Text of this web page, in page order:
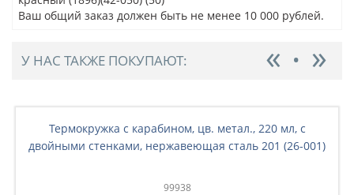
Ваш общий заказ должен быть не менее 10 000 рублей.
У НАС ТАКЖЕ ПОКУПАЮТ:
Термокружка с карабином, цв. метал., 220 мл, с
двойными стенками, нержавеющая сталь 201 (26-001)
99938